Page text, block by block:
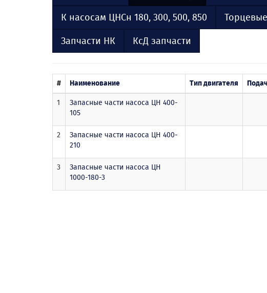
К насосам ЦНСн 180, 300, 500, 850
Запчасти НК КсД запчасти
# Наименование Тип двигателя
1
Запасные части насоса ЦН 400-
105
2
Запасные части насоса ЦН 400-
210
3
Запасные части насоса ЦН
1000-180-3